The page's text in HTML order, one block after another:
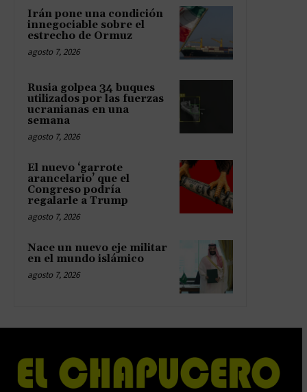
Irán pone una condición
innegociable sobre el
estrecho de Ormuz
agosto 7, 2026
Rusia golpea 34 buques
utilizados por las fuerzas
ucranianas en una
semana
agosto 7, 2026
El nuevo ‘garrote
arancelario’ que el
Congreso podría
regalarle a Trump
agosto 7, 2026
Nace un nuevo eje militar
en el mundo islámico
agosto 7, 2026